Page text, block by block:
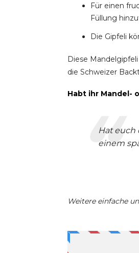
Für einen
Füllung
Die Gipfeli
Diese
die Schweizer
Habt ihr Mandel-
Hat euch
einem
Weitere einfache